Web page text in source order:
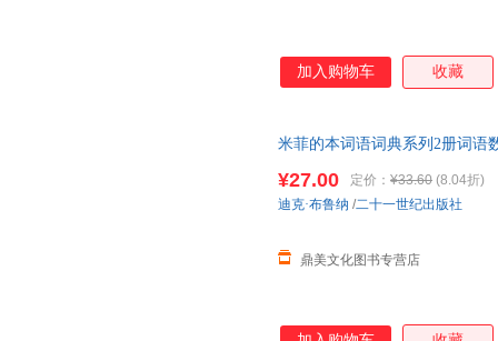
加入购物车 收藏
米菲的本词语词典系列2册词语
¥27.00 定价： ¥33.60 (8.04折)
鼎美文化图书专营店
迪克·布鲁纳 /二十一世纪出版社